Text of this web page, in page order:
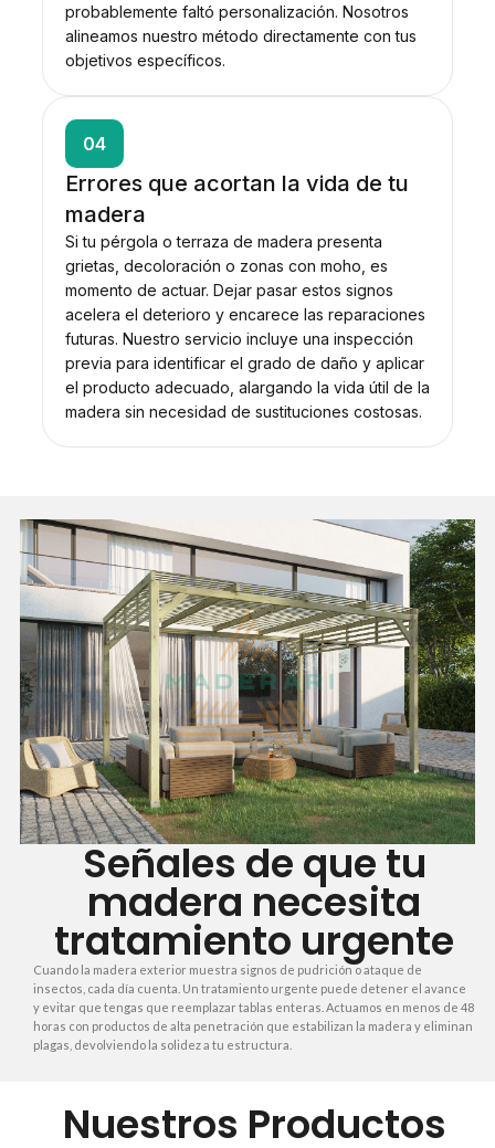
probablemente faltó personalización. Nosotros
alineamos nuestro método directamente con tus
objetivos específicos.
04
Errores que acortan la vida de tu
madera
Si tu pérgola o terraza de madera presenta
grietas, decoloración o zonas con moho, es
momento de actuar. Dejar pasar estos signos
acelera el deterioro y encarece las reparaciones
futuras. Nuestro servicio incluye una inspección
previa para identificar el grado de daño y aplicar
el producto adecuado, alargando la vida útil de la
madera sin necesidad de sustituciones costosas.
Señales de que tu
madera necesita
tratamiento urgente
Cuando la madera exterior muestra signos de pudrición o ataque de
insectos, cada día cuenta. Un tratamiento urgente puede detener el avance
y evitar que tengas que reemplazar tablas enteras. Actuamos en menos de 48
horas con productos de alta penetración que estabilizan la madera y eliminan
plagas, devolviendo la solidez a tu estructura.
Nuestros Productos